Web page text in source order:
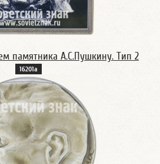
памятника А.С.Пушкину. Тип 2
16201а